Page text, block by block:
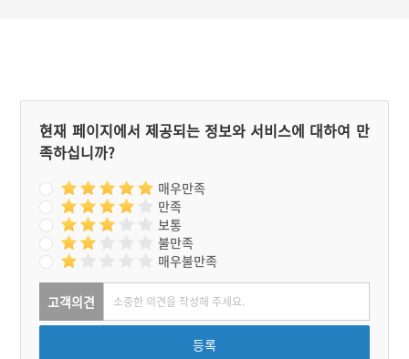
현재 페이지에서 제공되는 정보와 서비스에 대하여 만
족하십니까?
매우만족
만족
보통
불만족
매우불만족
고객의견
등록